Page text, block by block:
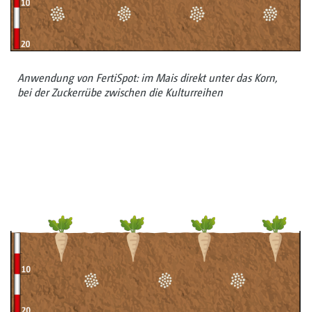
Anwendung von FertiSpot: im Mais direkt unter das Korn,
bei der Zuckerrübe zwischen die Kulturreihen